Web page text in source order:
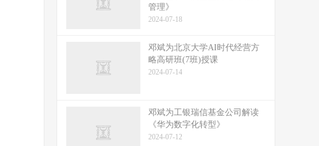
管理》
2024-07-18
邓斌为北京大学AI时代经营方
略高研班(7班)授课
2024-07-14
邓斌为工银瑞信基金公司解读
《华为数字化转型》
2024-07-12